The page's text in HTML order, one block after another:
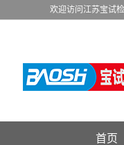
欢迎访问江苏宝试
首页